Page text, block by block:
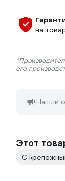
на
его
Нашли
Этот
С